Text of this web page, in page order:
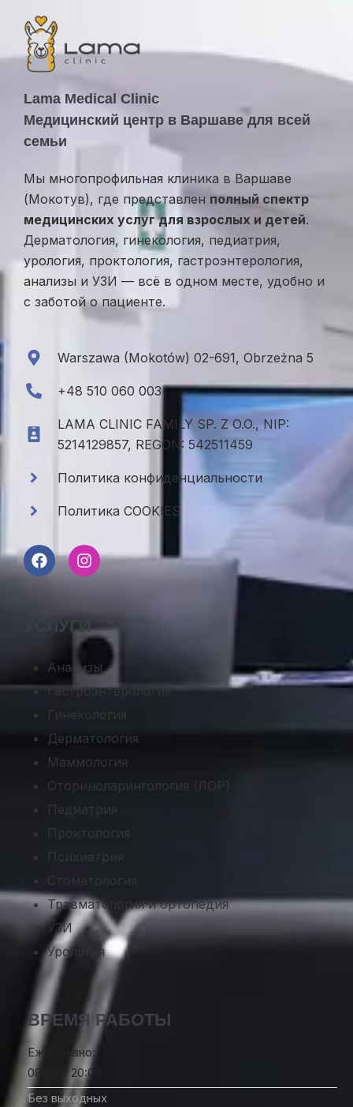
Lama Medical Clinic
Медицинский центр в Варшаве для всей
семьи
Мы многопрофильная клиника в Варшаве
(Мокотув), где представлен полный спектр
медицинских услуг для взрослых и детей.
Дерматология, гинекология, педиатрия,
урология, проктология, гастроэнтерология,
анализы и УЗИ — всё в одном месте, удобно и
с заботой о пациенте.
Warszawa (Mokotów) 02-691, Obrzeżna 5
+48 510 060 003
LAMA CLINIC FAMILY SP. Z O.O., NIP:
5214129857, REGON: 542511459
Политика конфиденциальности
Политика COOKIES
УСЛУГИ
Анализы
Гастроэнтерология
Гинекология
Дерматология
Маммология
Оториноларингология (ЛОР)
Педиатрия
Проктология
Психиатрия
Стоматология
Травматология и ортопедия
УЗИ
Урология
ВРЕМЯ РАБОТЫ
Ежедневно:
08:00 - 20:00
Без выходных